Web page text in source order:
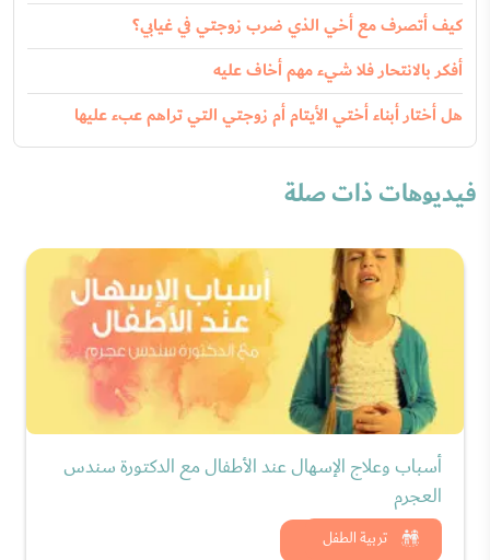
كيف أتصرف مع أخي الذي ضرب زوجتي في غيابي؟
أفكر بالانتحار فلا شيء مهم أخاف عليه
هل أختار أبناء أختي الأيتام أم زوجتي التي تراهم عبء عليها
فيديوهات ذات صلة
تربية الطفل
أسباب وعلاج الإسهال عند الأطفال مع الدكتورة سندس
العجرم
شاهد الان